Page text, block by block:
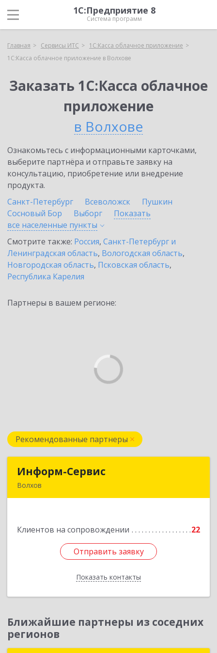
1С:Предприятие 8
Система программ
Главная Сервисы ИТС
1С:Касса облачное приложение
1С:Касса облачное приложение в Волхове
Заказать 1С:Касса облачное
приложение
в Волхове
Ознакомьтесь с информационными карточками,
выберите партнёра и отправьте заявку на
консультацию, приобретение или внедрение
продукта.
Санкт-Петербург
Всеволожск
Пушкин
Сосновый Бор
Выборг
Показать
все населенные пункты
Смотрите также: Россия, Санкт-Петербург и
Ленинградская область, Вологодская область,
Новгородская область, Псковская область,
Республика Карелия
Партнеры в вашем регионе:
Рекомендованные партнеры
Информ-Сервис
Волхов
Клиентов на сопровождении 22
Отправить заявку
Показать контакты
Подробнее
Отправить заявку
Назад
Ближайшие партнеры из соседних
регионов